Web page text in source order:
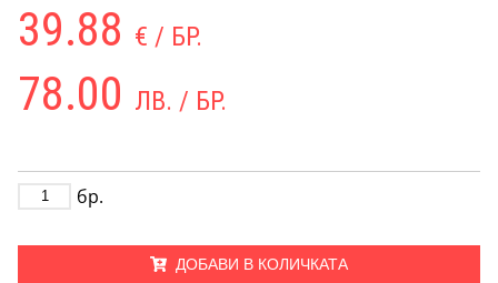
39.88 € / БР.
78.00 ЛВ. / БР.
бр.
ДОБАВИ В КОЛИЧКАТА